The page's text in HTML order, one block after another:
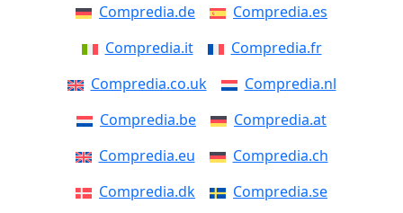
Compredia.de
Compredia.es
Compredia.it
Compredia.fr
Compredia.co.uk
Compredia.nl
Compredia.be
Compredia.at
Compredia.eu
Compredia.ch
Compredia.dk
Compredia.se